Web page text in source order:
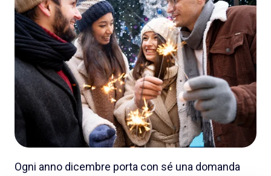
Ogni anno dicembre porta con sé una domanda